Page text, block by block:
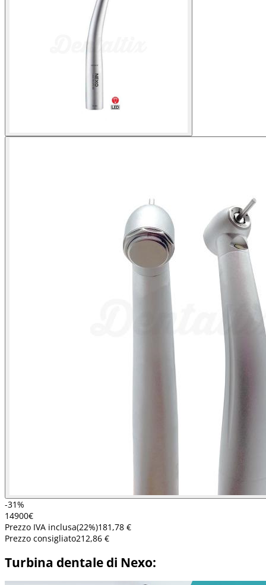
-31%
14900€
Prezzo IVA inclusa(22%)181,78 €
Prezzo consigliato212,86 €
Turbina dentale di Nexo: